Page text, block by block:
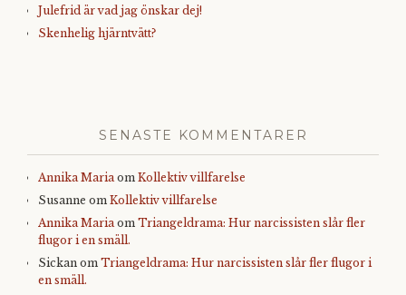
Julefrid är vad jag önskar dej!
Skenhelig hjärntvätt?
SENASTE KOMMENTARER
Annika Mariaom Kollektiv villfarelse
Susanne om Kollektiv villfarelse
Annika Mariaom Triangeldrama: Hur narcissisten slår fler
flugor i en smäll.
Sickan om Triangeldrama: Hur narcissisten slår fler flugor i
en smäll.